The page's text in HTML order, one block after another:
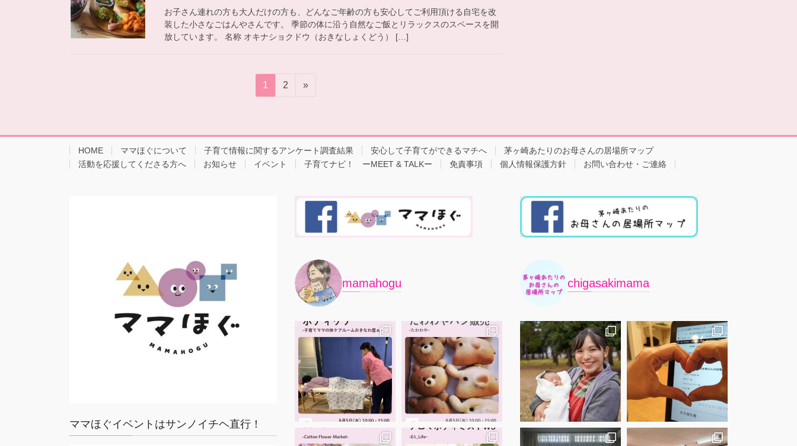
お子さん連れの方も大人だけの方も、どんなご年齢の方も安心してご利用頂ける自宅を改
装した小さなごはんやさんです。 季節の体に沿う自然なご飯とリラックスのスペースを開
放しています。 名称 オキナショクドウ（おきなしょくどう） […]
ペ
ー
ペ
ー
1
ペ
ー
2 »
HOME ママほぐについて 子育て情報に関するアンケート調査結果 安心して子育てができるマチへ
茅ヶ崎あたりのお母さんの居場所マップ
活動を応援してくださる方へ
お知らせ イベント 子育てナビ！ ーMEET & TALKー 免責事項 個人情報保護方針 お問い合わせ・ご連絡
ママほぐイベントはサンノイチヘ直行！
mamahogu chigasakimama